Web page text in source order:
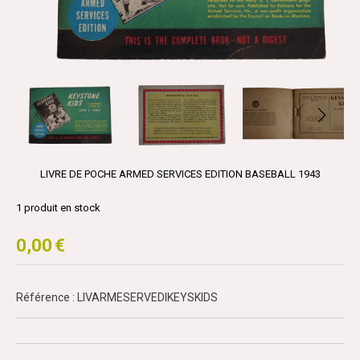
LIVRE DE POCHE ARMED SERVICES EDITION BASEBALL 1943
0,00 €
1 produit en stock
Référence : LIVARMESERVEDIKEYSKIDS